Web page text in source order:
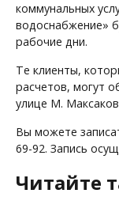
коммунальных
водоснабжение»
рабочие дни.
Те клиенты,
расчетов, могут
улице М.
Вы можете
69-92. Запись
Читайте